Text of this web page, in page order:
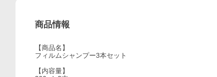
商品情報
【商品名】
フィルムシャンプー3本セット
【内容量】